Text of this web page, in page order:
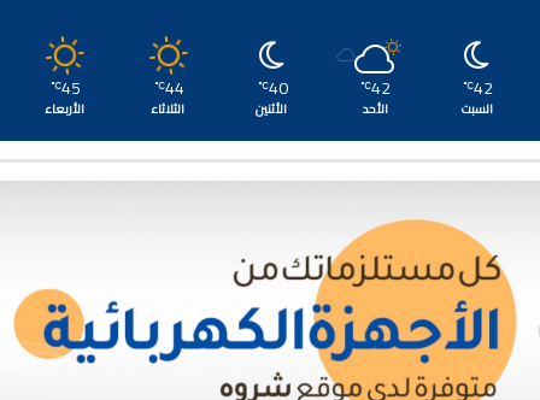
42
℃
السبت
42
℃
الأحد
40
℃
الأثنين
44
℃
الثلاثاء
45
℃
الأربعاء